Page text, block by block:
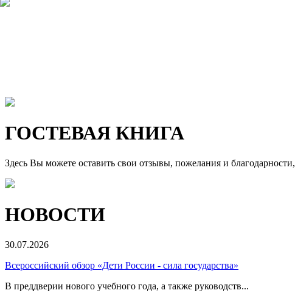
ГОСТЕВАЯ КНИГА
Здесь Вы можете оставить свои отзывы, пожелания и благодарности,
НОВОСТИ
30.07.2026
Всероссийский обзор «Дети России - сила государства»
В преддверии нового учебного года, а также руководств...